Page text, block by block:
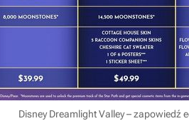
Disney Dreamlight Valley – zapowiedź